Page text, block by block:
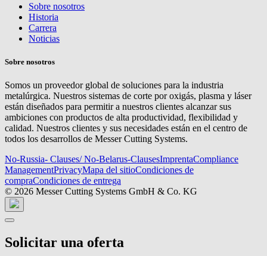
Sobre nosotros
Historia
Carrera
Noticias
Sobre nosotros
Somos un proveedor global de soluciones para la industria
metalúrgica. Nuestros sistemas de corte por oxigás, plasma y láser
están diseñados para permitir a nuestros clientes alcanzar sus
ambiciones con productos de alta productividad, flexibilidad y
calidad. Nuestros clientes y sus necesidades están en el centro de
todos los desarrollos de Messer Cutting Systems.
No-Russia- Clauses/ No-Belarus-ClausesImprentaCompliance
ManagementPrivacyMapa del sitioCondiciones de
compraCondiciones de entrega
© 2026 Messer Cutting Systems GmbH & Co. KG
Solicitar una oferta